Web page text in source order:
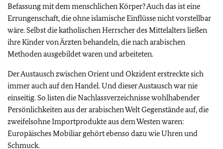
Befassung mit dem menschlichen Körper? Auch das ist eine
Errungenschaft, die ohne islamische Einflüsse nicht vorstellbar
wäre. Selbst die katholischen Herrscher des Mittelalters ließen
ihre Kinder von Ärzten behandeln, die nach arabischen
Methoden ausgebildet waren und arbeiteten.
Der Austausch zwischen Orient und Okzident erstreckte sich
immer auch auf den Handel. Und dieser Austausch war nie
einseitig. So listen die Nachlassverzeichnisse wohlhabender
Persönlichkeiten aus der arabischen Welt Gegenstände auf, die
zweifelsohne Importprodukte aus dem Westen waren:
Europäisches Mobiliar gehört ebenso dazu wie Uhren und
Schmuck.